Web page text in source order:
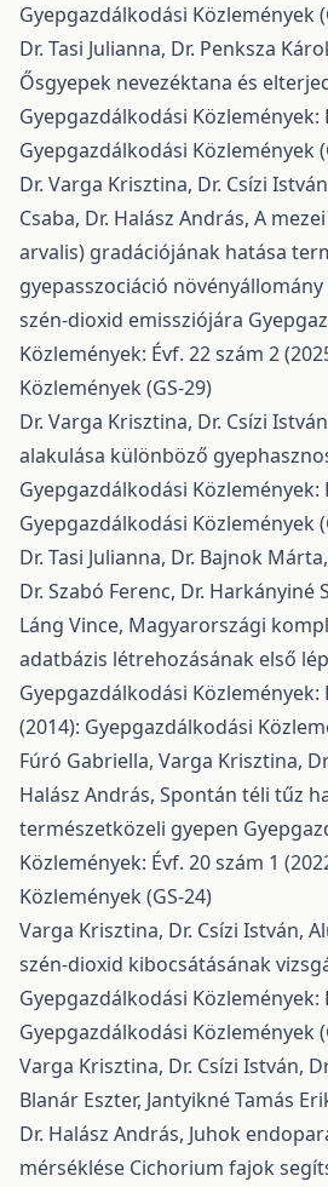
Gyepgazdálkodási Közlemények
Dr. Tasi Julianna, Dr. Penksza
Ősgyepek nevezéktana és
Gyepgazdálkodási Közlemények:
Gyepgazdálkodási Közlemények
Dr. Varga Krisztina, Dr. Csízi
Csaba, Dr. Halász András, A
arvalis) gradációjának hatása
gyepasszociáció
szén-dioxid emissziójára
Közlemények: Évf. 22 szám 2
Közlemények (GS-29)
Dr. Varga Krisztina, Dr. Csízi
alakulása különböző
Gyepgazdálkodási Közlemények:
Gyepgazdálkodási Közlemények
Dr. Tasi Julianna, Dr. Bajnok
Dr. Szabó Ferenc, Dr. Harkányiné
Láng Vince, Magyarországi
adatbázis létrehozásának első
Gyepgazdálkodási Közlemények:
(2014): Gyepgazdálkodási
Fúró Gabriella, Varga Krisztina,
Halász András, Spontán téli tűz
természetközeli gyepen
Közlemények: Évf. 20 szám 1
Közlemények (GS-24)
Varga Krisztina, Dr. Csízi István,
szén-dioxid kibocsátásának
Gyepgazdálkodási Közlemények:
Gyepgazdálkodási Közlemények
Varga Krisztina, Dr. Csízi István,
Blanár Eszter, Jantyikné Tamás
Dr. Halász András, Juhok
mérséklése Cichorium fajok